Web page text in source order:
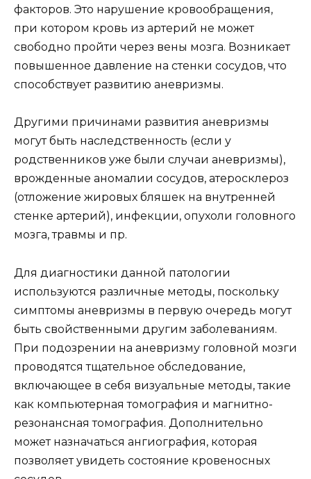
факторов. Это нарушение кровообращения,
при котором кровь из артерий не может
свободно пройти через вены мозга. Возникает
повышенное давление на стенки сосудов, что
способствует развитию аневризмы.
Другими причинами развития аневризмы
могут быть наследственность (если у
родственников уже были случаи аневризмы),
врожденные аномалии сосудов, атеросклероз
(отложение жировых бляшек на внутренней
стенке артерий), инфекции, опухоли головного
мозга, травмы и пр.
Для диагностики данной патологии
используются различные методы, поскольку
симптомы аневризмы в первую очередь могут
быть свойственными другим заболеваниям.
При подозрении на аневризму головной мозги
проводятся тщательное обследование,
включающее в себя визуальные методы, такие
как компьютерная томография и магнитно-
резонансная томография. Дополнительно
может назначаться ангиография, которая
позволяет увидеть состояние кровеносных